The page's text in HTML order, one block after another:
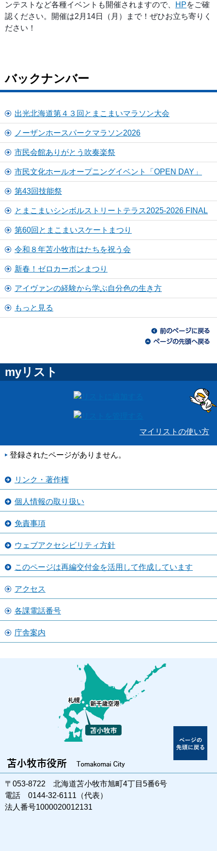
ンテストなど各種イベントも開催されますので、
HPをご確
認ください。開催は2月14日（月）まで！ぜひお立ち寄りく
ださい！
バックナンバー
出光北海道第４３回とまこまいマラソン大会
ノーザンホースパークマラソン2026
市民会館ありがとう吹奏楽祭
市民文化ホールオープニングイベント「OPEN DAY」
第43回技能祭
とまこまいシンボルストリートテラス2025-2026 FINAL
第60回とまこまいスケートまつり
令和８年苫小牧市はたちを祝う会
新春！ゼロカーボンまつり
アイヴァンの経験から学ぶ自分色の生き方
もっと見る
myリスト
マイリストの使い方
登録されたページがありません。
リンク・著作権
個人情報の取り扱い
免責事項
ウェブアクセシビリティ方針
このページは再編交付金を活用して作成しています
アクセス
各課電話番号
庁舎案内
〒053-8722 北海道苫小牧市旭町4丁目5番6号
電話 0144-32-6111（代表）
法人番号1000020012131